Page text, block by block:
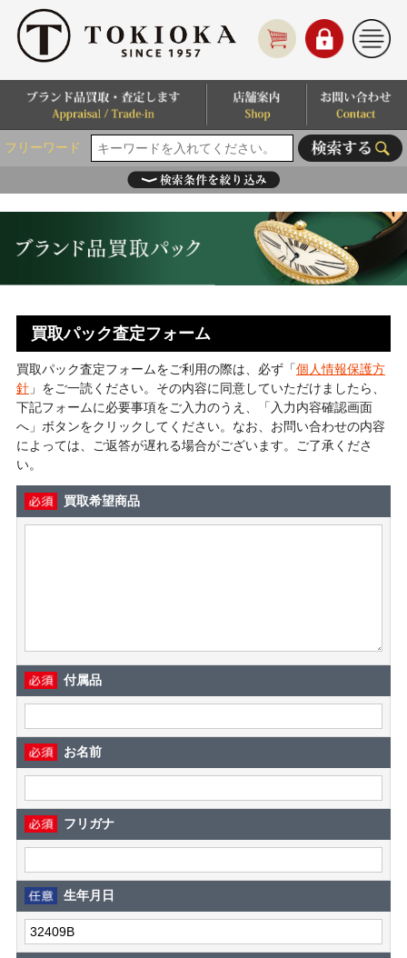
フリーワード
買取パック査定フォーム
買取パック査定フォームをご利用の際は、必ず「個人情報保護方
針」をご一読ください。その内容に同意していただけましたら、
下記フォームに必要事項をご入力のうえ、「入力内容確認画面
へ」ボタンをクリックしてください。なお、お問い合わせの内容
によっては、ご返答が遅れる場合がございます。ご了承くださ
い。
買取希望商品
付属品
お名前
フリガナ
生年月日